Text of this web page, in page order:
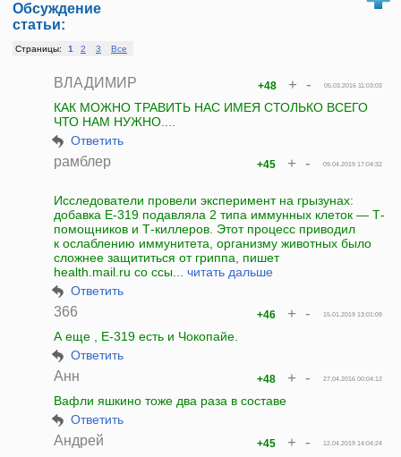
Обсуждение
статьи:
Страницы: 1 2 3 Все
ВЛАДИМИР 05.03.2016 11:03:03
+48 + -
КАК МОЖНО ТРАВИТЬ НАС ИМЕЯ СТОЛЬКО ВСЕГО
ЧТО НАМ НУЖНО....
Ответить
рамблер 09.04.2019 17:04:32
+45 + -
Исследователи провели эксперимент на грызунах:
добавка Е-319 подавляла 2 типа иммунных клеток — Т-
помощников и Т-киллеров. Этот процесс приводил
к ослаблению иммунитета, организму животных было
сложнее защититься от гриппа, пишет
health.mail.ru со ссы... читать дальше
Ответить
366 15.01.2019 13:01:09
+46 + -
А еще , Е-319 есть и Чокопайе.
Ответить
Анн 27.04.2016 00:04:12
+48 + -
Вафли яшкино тоже два раза в составе
Ответить
Андрей 12.04.2019 14:04:24
+45 + -